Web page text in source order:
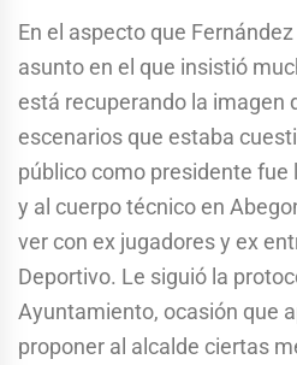
En el aspecto que Fernández
asunto en el que insistió
está recuperando la imagen
escenarios que estaba
público como presidente fue
y al cuerpo técnico en
ver con ex jugadores y ex
Deportivo. Le siguió la
Ayuntamiento, ocasión que
proponer al alcalde ciertas